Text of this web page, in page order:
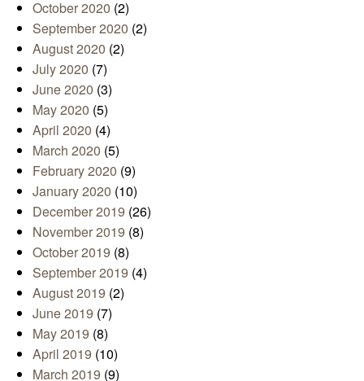
October 2020 (2)
September 2020 (2)
August 2020 (2)
July 2020 (7)
June 2020 (3)
May 2020 (5)
April 2020 (4)
March 2020 (5)
February 2020 (9)
January 2020 (10)
December 2019 (26)
November 2019 (8)
October 2019 (8)
September 2019 (4)
August 2019 (2)
June 2019 (7)
May 2019 (8)
April 2019 (10)
March 2019 (9)